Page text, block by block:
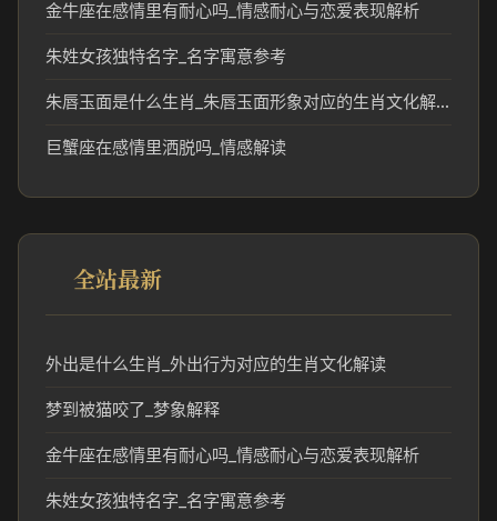
金牛座在感情里有耐心吗_情感耐心与恋爱表现解析
朱姓女孩独特名字_名字寓意参考
朱唇玉面是什么生肖_朱唇玉面形象对应的生肖文化解读
巨蟹座在感情里洒脱吗_情感解读
全站最新
外出是什么生肖_外出行为对应的生肖文化解读
梦到被猫咬了_梦象解释
金牛座在感情里有耐心吗_情感耐心与恋爱表现解析
朱姓女孩独特名字_名字寓意参考